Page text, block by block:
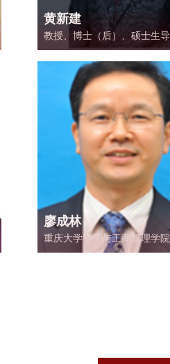
济研究院研究员。
黄新建
教授、博士（后）、硕士生
主要研究方向为体制因素与
务。主持国家社科基金、教
文社科基金、重庆市软科学项
重庆市教改项目、中央高校自
研项目、重庆市财政局等20多
横向课题。担任《中国管理科
学》、《南方经济》等杂志匿
稿人，担任科技部星火项目财
审专家。曾为中国银行、东风
股份公司、攀钢集团公司、重
长安集团、重庆网通公司、重
设集团、重庆市国有企业董事
廖成林
重庆大学经济与工商管理学
士、教授、博导。中国市场